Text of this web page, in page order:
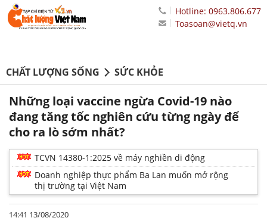
Hotline: 0963.806.677
Toasoan@vietq.vn
CHẤT LƯỢNG SỐNG SỨC KHỎE
Những loại vaccine ngừa Covid-19 nào
đang tăng tốc nghiên cứu từng ngày để
cho ra lò sớm nhất?
TCVN 14380-1:2025 về máy nghiền di động
Doanh nghiệp thực phẩm Ba Lan muốn mở rộng
thị trường tại Việt Nam
14:41 13/08/2020